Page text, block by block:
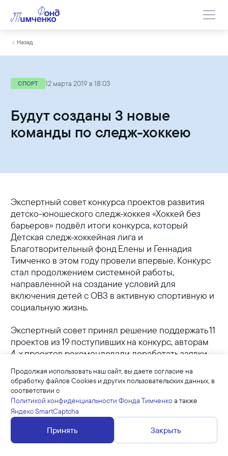
Назад
СПОРТ 12 марта 2019 в 18:03
Будут созданы 3 новые
команды по следж-хоккею
Экспертный совет конкурса проектов развития
детско-юношеского следж-хоккея «Хоккей без
барьеров» подвёл итоги конкурса, который
Детская следж-хоккейная лига и
Благотворительный фонд Елены и Геннадия
Тимченко в этом году провели впервые. Конкурс
стал продолжением системной работы,
направленной на создание условий для
включения детей с ОВЗ в активную спортивную и
социальную жизнь.
Экспертный совет принял решение поддержать 11
проектов из 19 поступивших на конкурс, авторам
4-х проектов рекомендовали доработать заявки.
проводился по 3-м номинациям. Победителями
стали:
Номинация «Импульс развития» — поддержка
инициатив по созданию новых детских команд по
следж-хоккею.
Продолжая использовать наш сайт, вы даете согласие на
обработку файлов Cookies и других пользовательских данных, в
соответствии с
Политикой конфиденциальности Фонда Тимченко а также
Яндекс SmartCaptcha
Принять Закрыть